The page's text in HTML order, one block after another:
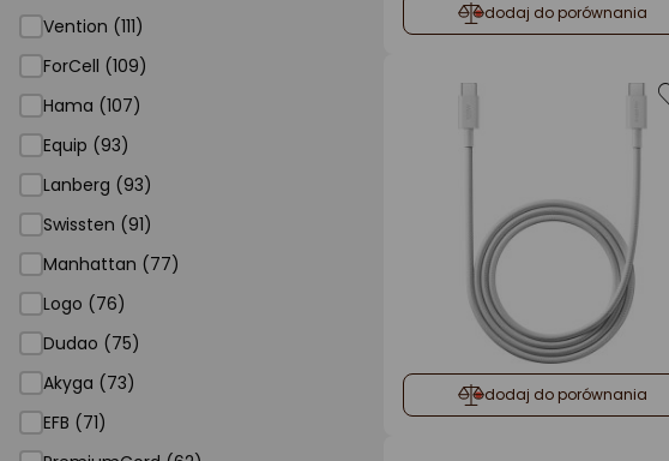
Vention (111)
ForCell (109)
Hama (107)
Equip (93)
Lanberg (93)
Swissten (91)
Manhattan (77)
Logo (76)
Dudao (75)
Akyga (73)
EFB (71)
dodaj do porównania
dodaj do porównania